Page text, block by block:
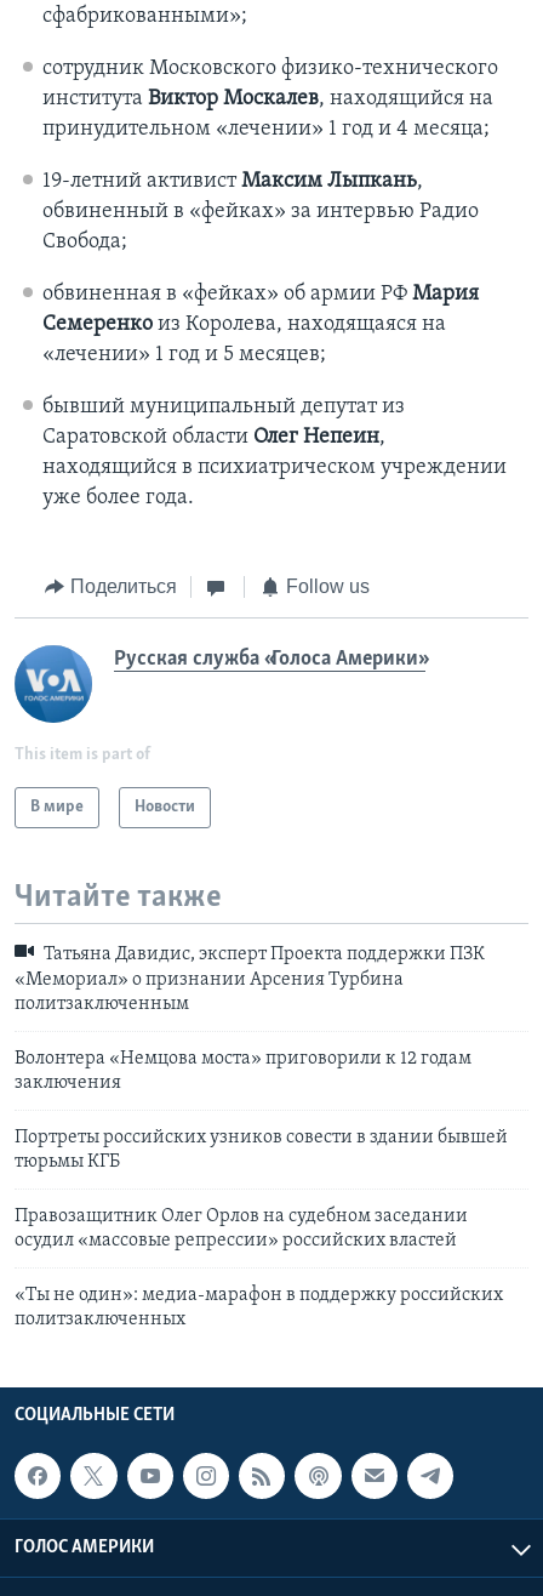
сфабрикованными»;
сотрудник Московского физико-технического
института Виктор Москалев, находящийся на
принудительном «лечении» 1 год и 4 месяца;
19-летний активистМаксим Лыпкань,
обвиненный в «фейках» за интервью Радио
Свобода;
обвиненная в «фейках» об армии РФ Мария
Семеренкоиз Королева, находящаяся на
«лечении» 1 год и 5 месяцев;
бывший муниципальный депутат из
Саратовской области Олег Непеин,
находящийся в психиатрическом учреждении
уже более года.
Поделиться Follow us
Русская служба «Голоса Америки»
This item is part of
В мире Новости
Читайте также
Татьяна Давидис, эксперт Проекта поддержки ПЗК
«Мемориал» о признании Арсения Турбина
политзаключенным
Волонтера «Немцова моста» приговорили к 12 годам
заключения
Портреты российских узников совести в здании бывшей
тюрьмы КГБ
Правозащитник Олег Орлов на судебном заседании
осудил «массовые репрессии» российских властей
«Ты не один»: медиа-марафон в поддержку российских
политзаключенных
СОЦИАЛЬНЫЕ СЕТИ
ГОЛОС АМЕРИКИ